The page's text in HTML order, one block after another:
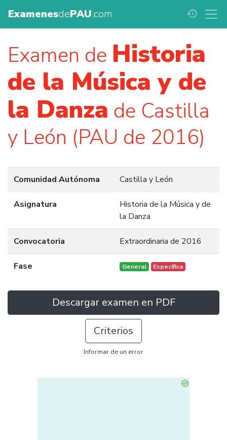
ExamenesdePAU.com history
Examen de Historia
de la Música y de
la Danza de Castilla
y León (PAU de 2016)
Comunidad Autónoma Castilla y León
Asignatura
Historia de la Música y de
la Danza
Convocatoria Extraordinaria de 2016
Fase General Específica
Descargar examen en PDF
Criterios
Informar de un error